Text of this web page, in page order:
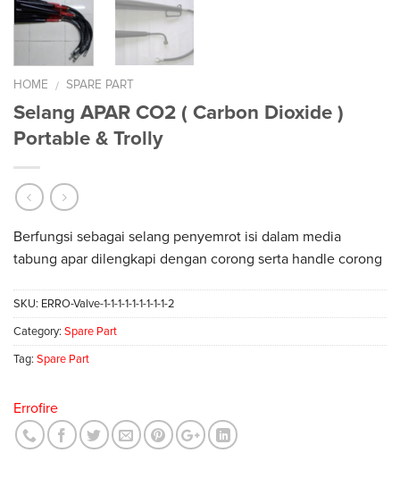
HOME / SPARE PART
Selang APAR CO2 ( Carbon Dioxide )
Portable & Trolly
Berfungsi sebagai selang penyemrot isi dalam media
tabung apar dilengkapi dengan corong serta handle corong
SKU: ERRO-Valve-1-1-1-1-1-1-1-1-1-2
Category: Spare Part
Tag: Spare Part
Errofire